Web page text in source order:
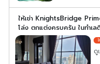
ให้เช่า KnightsBridge
โล่ง ตกแต่งครบครัน ในทำเ
ดู